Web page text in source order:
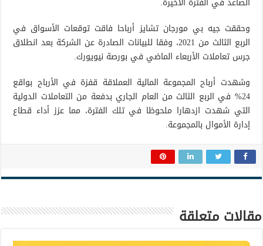
وحققت جيه بي مورجان تشايز أرباحا فاقت توقعات الأسواق في
الربع الثالث من 2021، وفقا للبيانات الصادرة عن الشركة بعد انطلاق
جرس تعاملات الأربعاء الماضي في بورصة نيويورك.
وشهدت أرباح المجموعة المالية العملاقة قفزة في الأرباح بواقع
24% في الربع الثالث من العام الجاري بدفعة من التعاملات الدولية
التي شهدت ازدهارا ملحوظا في تلك الفترة، مما عزز أداء قطاع
إدارة الأموال بالمجموعة.
مقالات متعلقة